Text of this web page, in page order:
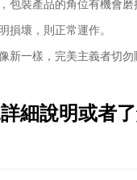
包裝產品的角位有機會磨
損壞，則正常運作。
新一樣，完美主義者切勿
細說明或者